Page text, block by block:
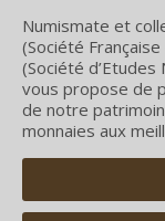
Numismate et
(Société
(Société
vous propose de
de notre
monnaies aux